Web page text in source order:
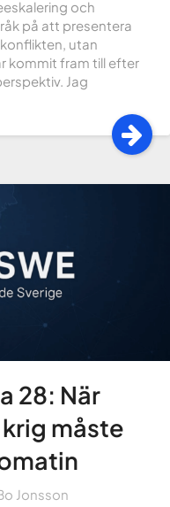
och
på att presentera
utan
kommit fram till efter
Jag
28: När
måste
Jonsson